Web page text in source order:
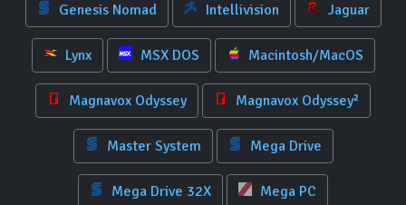
Genesis Nomad Intellivision Jaguar
Lynx MSX DOS Macintosh/MacOS
Magnavox Odyssey Magnavox Odyssey²
Master System Mega Drive
Mega Drive 32X Mega PC